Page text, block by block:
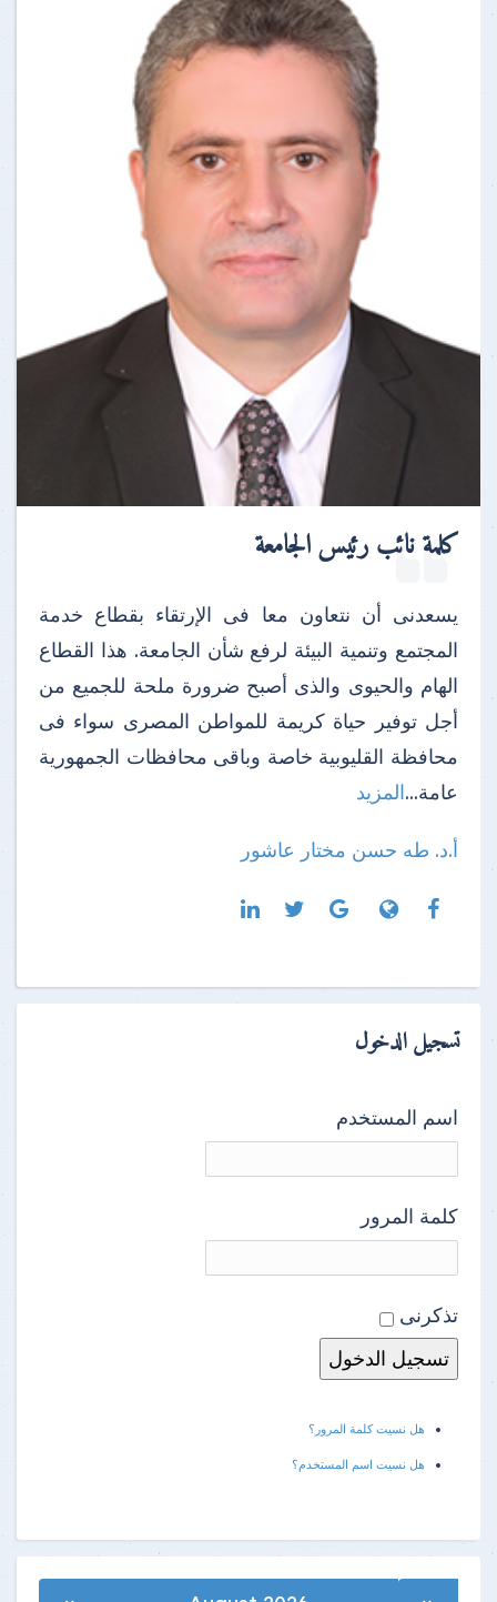
كلمة نائب رئيس الجامعة
يسعدنى أن نتعاون معا فى الإرتقاء بقطاع خدمة
المجتمع وتنمية البيئة لرفع شأن الجامعة. هذا القطاع
الهام والحيوى والذى أصبح ضرورة ملحة للجميع من
أجل توفير حياة كريمة للمواطن المصرى سواء فى
محافظة القليوبية خاصة وباقى محافظات الجمهورية
عامة...المزيد
أ.د. طه حسن مختار عاشور
تسجيل الدخول
اسم المستخدم
كلمة المرور
تذكرنى
هل نسيت كلمة المرور؟
هل نسيت اسم المستخدم؟